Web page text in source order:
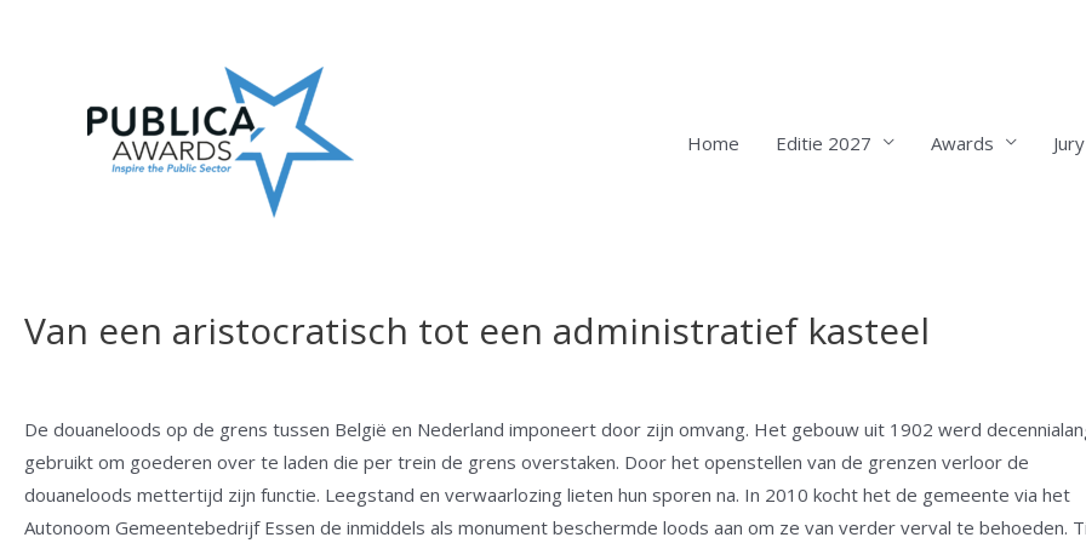
Home Editie 2027 Awards Jury
Van een aristocratisch tot een administratief kasteel
De douaneloods op de grens tussen België en Nederland imponeert door zijn omvang. Het gebouw uit 1902 werd
gebruikt om goederen over te laden die per trein de grens overstaken. Door het openstellen van de grenzen verloor de
douaneloods mettertijd zijn functie. Leegstand en verwaarlozing lieten hun sporen na. In 2010 kocht het de gemeente via het
Autonoom Gemeentebedrijf Essen de inmiddels als monument beschermde loods aan om ze van verder verval te behoeden.